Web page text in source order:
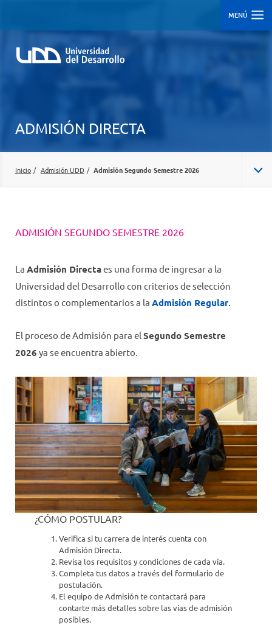
MENÚ
ADMISIÓN DIRECTA
Inicio / Admisión UDD / Admisión Segundo Semestre 2026
BECAS
PONDERACIONES Y VACANTES
ADMISIÓN SEGUNDO SEMESTRE 2026
La Admisión Directaes una forma de ingresar a la
Universidad del Desarrollo con criterios de selección
distintos o complementarios a la Admisión Regular.
El proceso de Admisión para el Segundo Semestre
2026 ya se encuentra abierto.
¿CÓMO POSTULAR?
Verifica si tu carrera de interés cuenta con
Admisión Directa.
Revisa los requisitos y condiciones de cada vía.
Completa tus datos a través del formulario de
postulación.
El equipo de Admisión te contactará para
contarte más detalles sobre las vías de admisión
posibles.